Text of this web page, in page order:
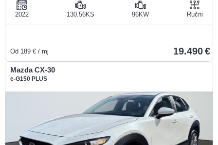
2022 130.56KS 96KW Ručni
Od 189 € / mj 19.490
Mazda CX-30
e-G150 PLUS